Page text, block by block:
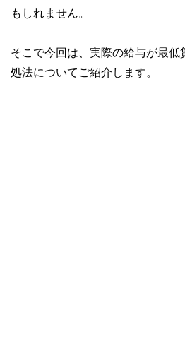
もしれません。
そこで今回は、実際の給与が最
処法についてご紹介します。